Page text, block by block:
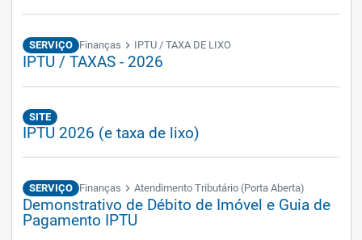
SERVIÇO Finanças chevron_right IPTU / TAXA DE LIXO
IPTU / TAXAS - 2026
SITE
IPTU 2026 (e taxa de lixo)
SERVIÇO Finanças chevron_right Atendimento Tributário (Porta Aberta)
Demonstrativo de Débito de Imóvel e Guia de
Pagamento IPTU